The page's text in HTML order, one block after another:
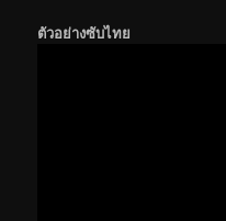
ตัวอย่างซับไทย